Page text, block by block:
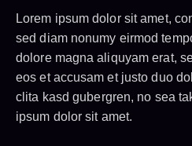
Lorem ipsum dolor sit amet,
sed diam nonumy eirmod
dolore magna aliquyam erat,
eos et accusam et justo duo
clita kasd gubergren, no sea
ipsum dolor sit amet.